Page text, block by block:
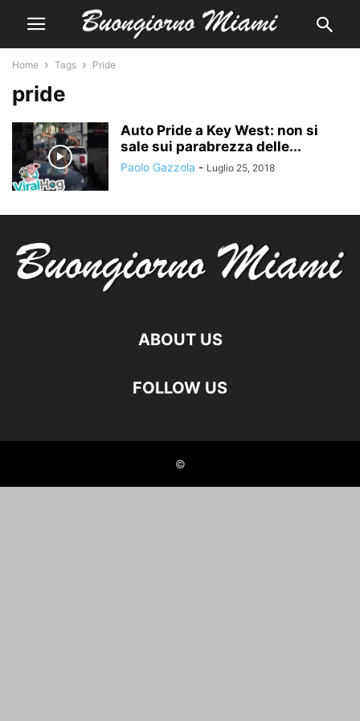
Home Tags Pride
pride
Auto Pride a Key West: non si
sale sui parabrezza delle...
Paolo Gazzola - Luglio 25, 2018
ABOUT US
FOLLOW US
©